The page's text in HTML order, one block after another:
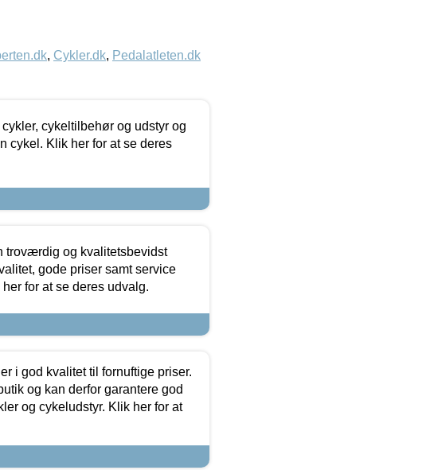
, Cykler.dk, Pedalatleten.dk
cykeltilbehør og udstyr og
cykel. Klik her for at se deres
troværdig og kvalitetsbevidst
gode priser samt service
for at se deres udvalg.
i god kvalitet til fornuftige priser.
og kan derfor garantere god
og cykeludstyr. Klik her for at